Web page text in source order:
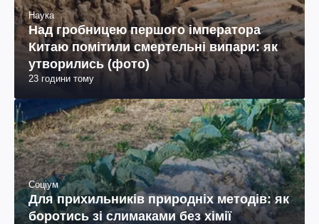
Наука
Над гробницею першого імператора
Китаю помітили смертельні випари: як
утворились (фото)
23 години тому
Соціум
Для прихильників природніх методів: як
боротись зі слимаками без хімії